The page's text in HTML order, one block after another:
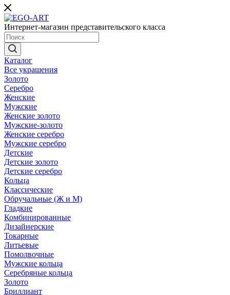
Интернет-магазин представительского класса
Каталог
Все украшения
Золото
Серебро
Женские
Мужские
Женские золото
Мужские-золото
Женские серебро
Мужские серебро
Детские
Детские золото
Детские серебро
Кольца
Классические
Обручальные (Ж и М)
Гладкие
Комбинированные
Дизайнерские
Токарные
Литьевые
Помолвочные
Мужские кольца
Серебряные кольца
Золото
Бриллиант